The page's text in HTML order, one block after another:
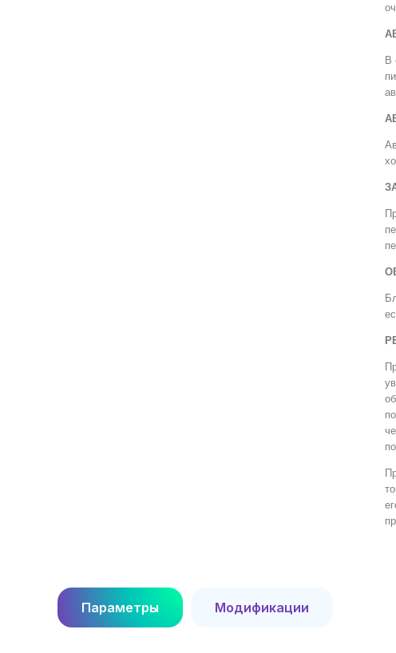
В
Параметры Модификации